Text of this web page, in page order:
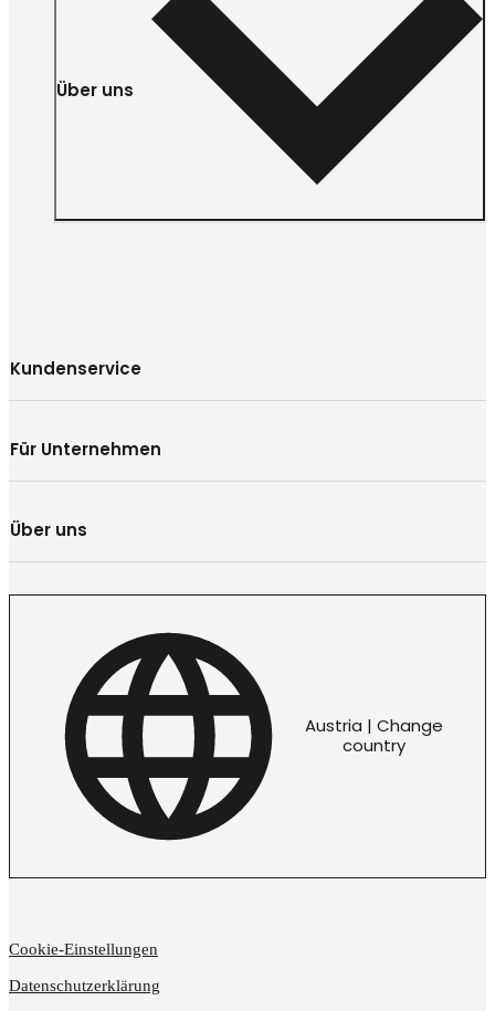
Über uns
Kundenservice
Für Unternehmen
Über uns
Austria | Change
country
Cookie-Einstellungen
Datenschutzerklärung